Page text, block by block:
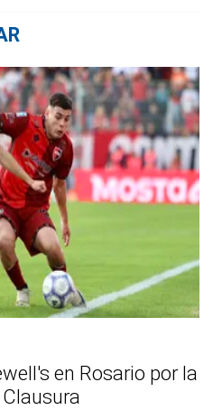
en Rosario por la